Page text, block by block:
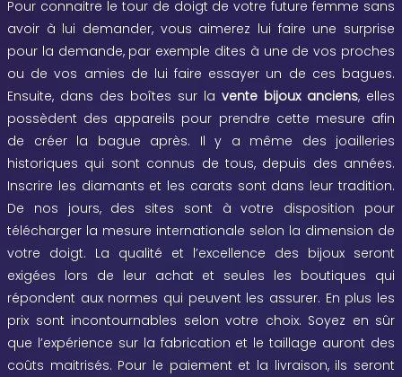
Pour connaitre le tour de doigt de votre future femme sans
avoir à lui demander, vous aimerez lui faire une surprise
pour la demande, par exemple dites à une de vos proches
ou de vos amies de lui faire essayer un de ces bagues.
Ensuite, dans des boîtes sur la vente bijoux anciens, elles
possèdent des appareils pour prendre cette mesure afin
de créer la bague après. Il y a même des joailleries
historiques qui sont connus de tous, depuis des années.
Inscrire les diamants et les carats sont dans leur tradition.
De nos jours, des sites sont à votre disposition pour
télécharger la mesure internationale selon la dimension de
votre doigt. La qualité et l’excellence des bijoux seront
exigées lors de leur achat et seules les boutiques qui
répondent aux normes qui peuvent les assurer. En plus les
prix sont incontournables selon votre choix. Soyez en sûr
que l’expérience sur la fabrication et le taillage auront des
coûts maitrisés. Pour le paiement et la livraison, ils seront